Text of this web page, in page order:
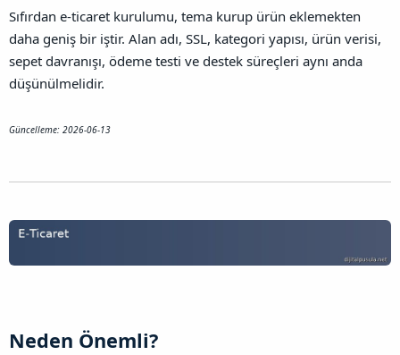
a
n
h
i
a
n
ı
s
ı
p
l
Sıfırdan e-ticaret kurulumu, tema kurup ürün eklemekten
daha geniş bir iştir. Alan adı, SSL, kategori yapısı, ürün verisi,
sepet davranışı, ödeme testi ve destek süreçleri aynı anda
düşünülmelidir.
Güncelleme: 2026-06-13
Neden Önemli?​